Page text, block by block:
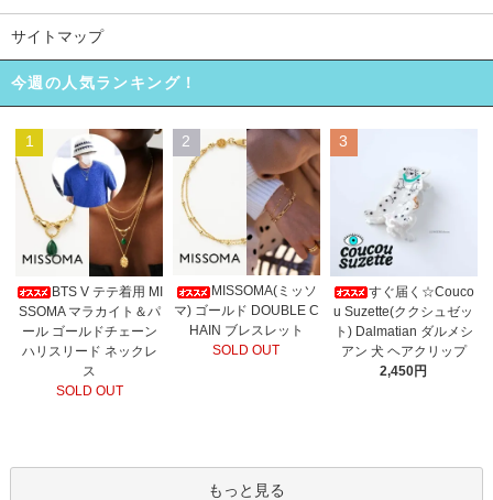
サイトマップ
今週の人気ランキング！
1
BTS V テテ着用 MI
SSOMA マラカイト＆パ
ール ゴールドチェーン
ハリスリード ネックレ
ス
SOLD OUT
2
MISSOMA(ミッソ
マ) ゴールド DOUBLE C
HAIN ブレスレット
SOLD OUT
3
すぐ届く☆Couco
u Suzette(ククシュゼッ
ト) Dalmatian ダルメシ
アン 犬 ヘアクリップ
2,450円
もっと見る